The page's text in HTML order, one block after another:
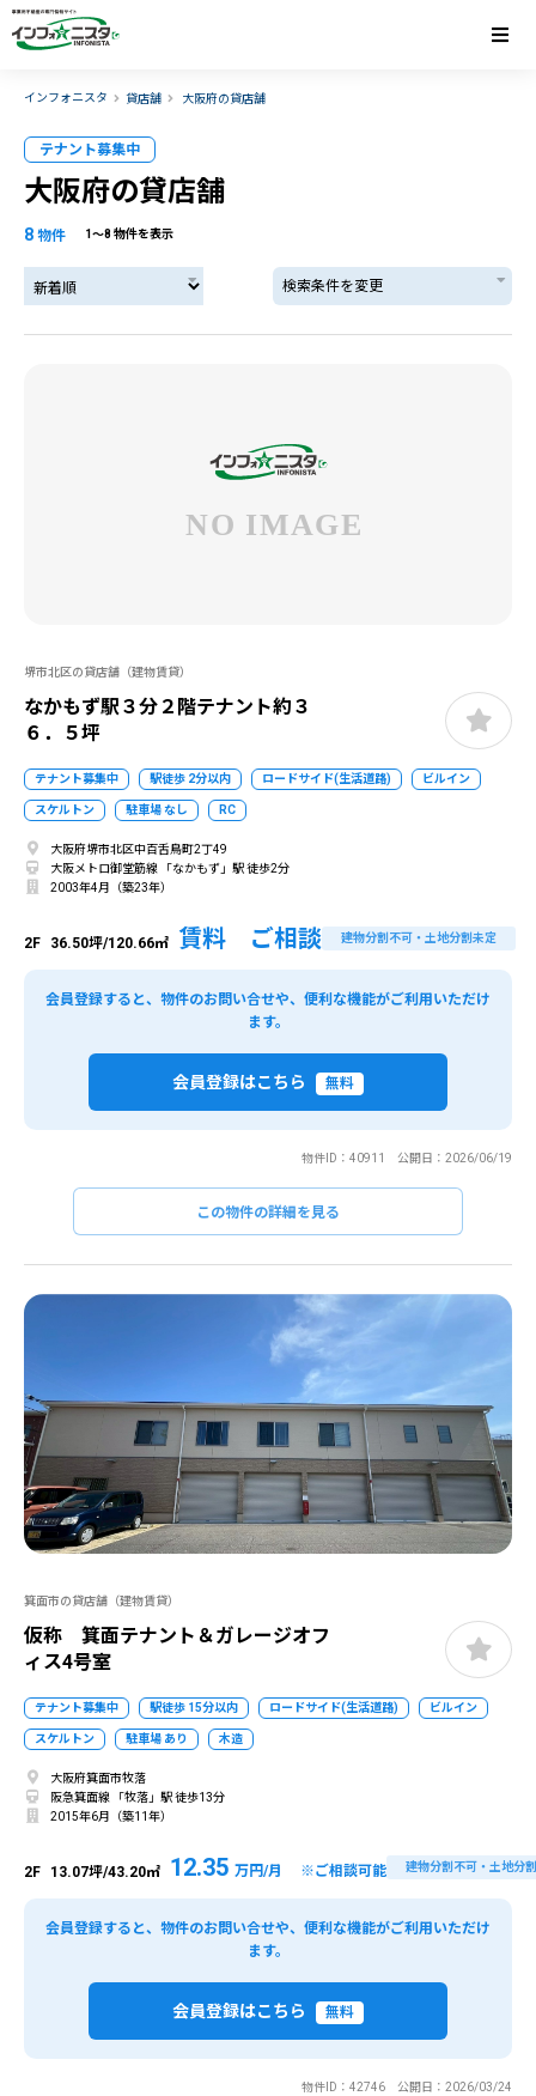
インフォニスタ 貸店舗 大阪府の貸店舗
テナント募集中
大阪府の貸店舗
8 物件 1〜8 物件を表示
検索条件を変更
堺市北区の貸店舗（建物賃貸）
なかもず駅３分２階テナント約３
６．５坪
テナント募集中 駅徒歩 2分以内 ロードサイド(生活道路) ビルイン
スケルトン 駐車場 なし RC
大阪府堺市北区中百舌鳥町2丁49
大阪メトロ御堂筋線 「なかもず」駅 徒歩2分
2003年4月（築23年）
2F 36.50坪/120.66㎡ 賃料 ご相談 建物分割不可・土地分割未定
会員登録すると、物件のお問い合せや、便利な機能がご利用いただけ
ます。
会員登録はこちら 無料
物件ID：40911 公開日：2026/06/19
この物件の詳細を見る
箕面市の貸店舗（建物賃貸）
仮称 箕面テナント＆ガレージオフ
ィス4号室
テナント募集中 駅徒歩 15分以内 ロードサイド(生活道路) ビルイン
スケルトン 駐車場 あり 木造
大阪府箕面市牧落
阪急箕面線 「牧落」駅 徒歩13分
2015年6月（築11年）
2F 13.07坪/43.20㎡ 12.35 万円/月 ※ご相談可能 建物分割不可・土地分
会員登録すると、物件のお問い合せや、便利な機能がご利用いただけ
ます。
会員登録はこちら 無料
物件ID：42746 公開日：2026/03/24